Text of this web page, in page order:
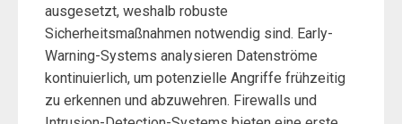
ausgesetzt, weshalb robuste
Sicherheitsmaßnahmen notwendig sind. Early-
Warning-Systems analysieren Datenströme
kontinuierlich, um potenzielle Angriffe frühzeitig
zu erkennen und abzuwehren. Firewalls und